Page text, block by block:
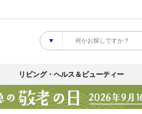
リビング・ヘルス＆ビューティー